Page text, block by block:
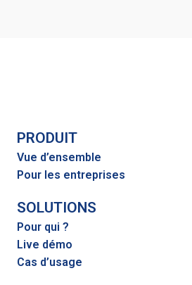
PRODUIT
Vue d’ensemble
Pour les entreprises
SOLUTIONS
Pour qui ?
Live démo
Cas d’usage